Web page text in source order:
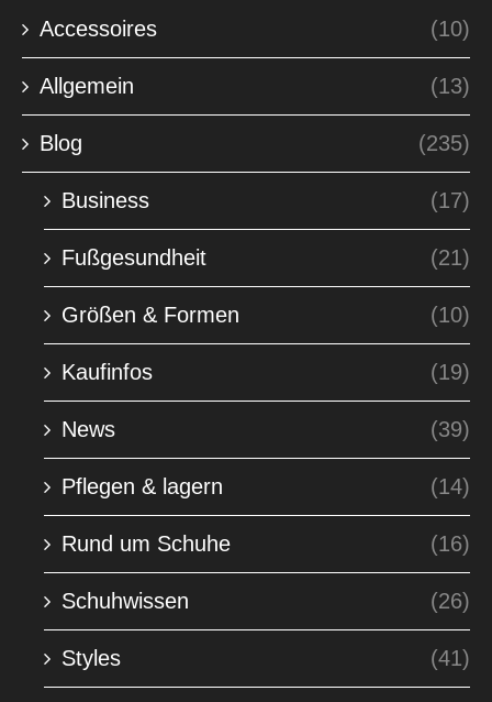
Accessoires (10)
Allgemein (13)
Blog (235)
Business (17)
Fußgesundheit (21)
Größen & Formen (10)
Kaufinfos (19)
News (39)
Pflegen & lagern (14)
Rund um Schuhe (16)
Schuhwissen (26)
Styles (41)